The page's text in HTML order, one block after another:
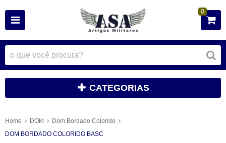
0
CATEGORIAS
Home DOM
Dom Bordado Colorido
DOM BORDADO COLORIDO BASC